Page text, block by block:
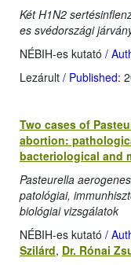
Két H1N2
es svédországi
NÉBIH-es kutató /
Lezárult / Published:
Two cases of
abortion:
bacteriological and
Pasteurella
patológiai,
biológiai vizsgálatok
NÉBIH-es kutató /
Szilárd, Dr. Rónai